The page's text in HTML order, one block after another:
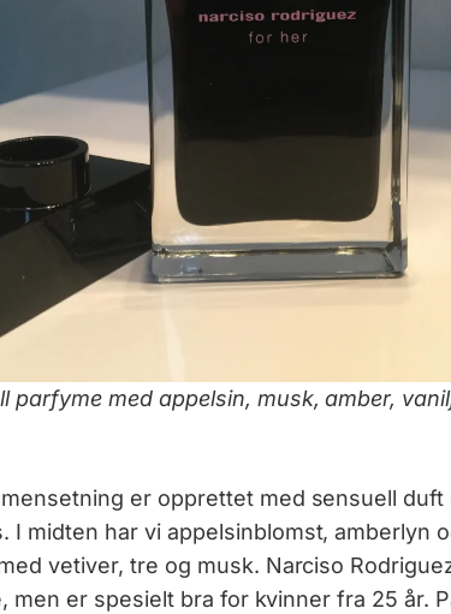
parfyme med appelsin, musk, amber,
er opprettet med sensuell
I midten har vi appelsinblomst, amberlyn
vetiver, tre og musk. Narciso
men er spesielt bra for kvinner fra 25 år.